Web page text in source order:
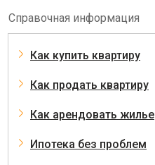
Справочная информация
Как купить квартиру
Как продать квартиру
Как арендовать жилье
Ипотека без проблем